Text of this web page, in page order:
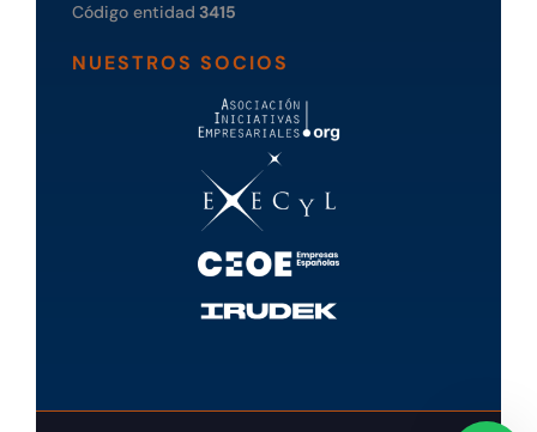
Código entidad 3415
NUESTROS SOCIOS